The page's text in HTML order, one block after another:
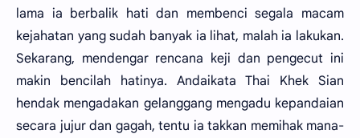
lama ia berbalik hati dan membenci segala macam
kejahatan yang sudah banyak ia lihat, malah ia lakukan.
Sekarang, mendengar rencana keji dan pengecut ini
makin bencilah hatinya. Andaikata Thai Khek Sian
hendak mengadakan gelanggang mengadu kepandaian
secara jujur dan gagah, tentu ia takkan memihak mana-